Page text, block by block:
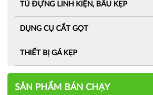
TỦ ĐỰNG LINH KIỆN, BẦU KẸP
DỤNG CỤ CẮT GỌT
THIẾT BỊ GÁ KẸP
SẢN PHẨM BÁN CHẠY